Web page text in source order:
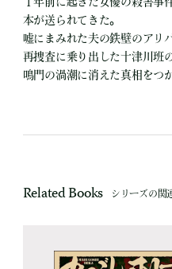
本が送られてきた。
嘘にまみれた夫の鉄壁のアリ
再捜査に乗り出した十津川班
鳴門の渦潮に消えた真相をつ
Related Books シリーズの関